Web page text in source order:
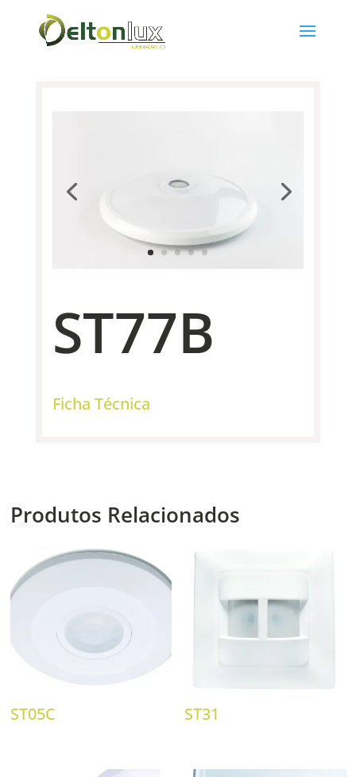
ST77B
Ficha Técnica
Produtos Relacionados
ST05C ST31